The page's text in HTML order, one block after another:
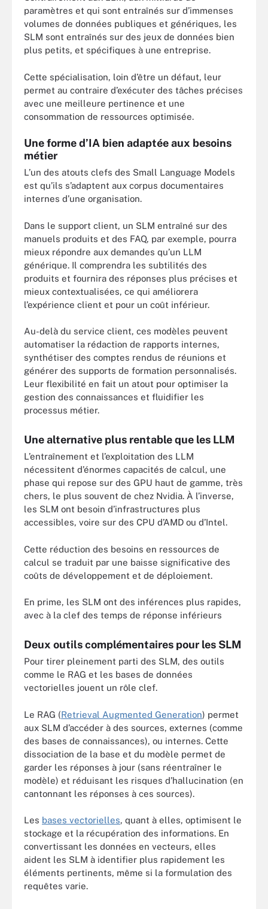
paramètres et qui sont entraînés sur d’immenses
volumes de données publiques et génériques, les
SLM sont entraînés sur des jeux de données bien
plus petits, et spécifiques à une entreprise.
Cette spécialisation, loin d’être un défaut, leur
permet au contraire d’exécuter des tâches précises
avec une meilleure pertinence et une
consommation de ressources optimisée.
Une forme d’IA bien adaptée aux besoins
métier
L’un des atouts clefs des Small Language Models
est qu’ils s’adaptent aux corpus documentaires
internes d’une organisation.
Dans le support client, un SLM entraîné sur des
manuels produits et des FAQ, par exemple, pourra
mieux répondre aux demandes qu’un LLM
générique. Il comprendra les subtilités des
produits et fournira des réponses plus précises et
mieux contextualisées, ce qui améliorera
l’expérience client et pour un coût inférieur.
Au-delà du service client, ces modèles peuvent
automatiser la rédaction de rapports internes,
synthétiser des comptes rendus de réunions et
générer des supports de formation personnalisés.
Leur flexibilité en fait un atout pour optimiser la
gestion des connaissances et fluidifier les
processus métier.
Une alternative plus rentable que les LLM
L’entraînement et l’exploitation des LLM
nécessitent d’énormes capacités de calcul, une
phase qui repose sur des GPU haut de gamme, très
chers, le plus souvent de chez Nvidia. À l’inverse,
les SLM ont besoin d’infrastructures plus
accessibles, voire sur des CPU d’AMD ou d’Intel.
Cette réduction des besoins en ressources de
calcul se traduit par une baisse significative des
coûts de développement et de déploiement.
En prime, les SLM ont des inférences plus rapides,
avec à la clef des temps de réponse inférieurs
Deux outils complémentaires pour les SLM
Pour tirer pleinement parti des SLM, des outils
comme le RAG et les bases de données
vectorielles jouent un rôle clef.
Le RAG (Retrieval Augmented Generation) permet
aux SLM d’accéder à des sources, externes (comme
des bases de connaissances), ou internes. Cette
dissociation de la base et du modèle permet de
garder les réponses à jour (sans réentraîner le
modèle) et réduisant les risques d’hallucination (en
cantonnant les réponses à ces sources).
Les bases vectorielles, quant à elles, optimisent le
stockage et la récupération des informations. En
convertissant les données en vecteurs, elles
aident les SLM à identifier plus rapidement les
éléments pertinents, même si la formulation des
requêtes varie.